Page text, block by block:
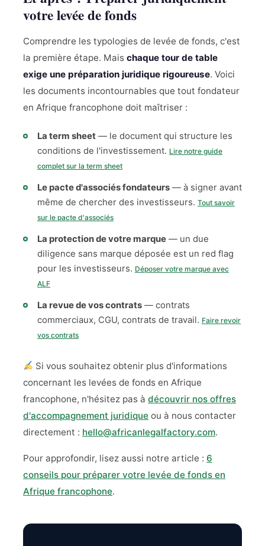
votre levée de fonds
Comprendre les typologies de levée de fonds, c'est
la première étape. Mais chaque tour de table
exige une préparation juridique rigoureuse. Voici
les documents incontournables que tout fondateur
en Afrique francophone doit maîtriser :
La term sheet — le document qui structure les
conditions de l'investissement. Lire notre guide
complet sur la term sheet
Le pacte d'associés fondateurs — à signer avant
même de chercher des investisseurs. Tout savoir
sur le pacte d'associés
La protection de votre marque — un due
diligence sans marque déposée est un red flag
pour les investisseurs. Déposer votre marque avec
ALF
La revue de vos contrats — contrats
commerciaux, CGU, contrats de travail. Faire revoir
vos contrats
Si vous souhaitez obtenir plus d'informations
concernant les levées de fonds en Afrique
francophone, n'hésitez pas à découvrir nos offres
d'accompagnement juridique ou à nous contacter
directement : hello@africanlegalfactory.com.
Pour approfondir, lisez aussi notre article : 6
conseils pour préparer votre levée de fonds en
Afrique francophone.